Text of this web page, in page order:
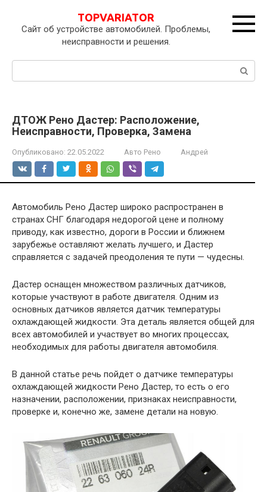
контенту
TOPVARIATOR
Сайт об устройстве автомобилей. Проблемы,
неисправности и решения.
Поиск:
ДТОЖ Рено Дастер: Расположение,
Неисправности, Проверка, Замена
Опубликовано: 22.05.2022 Авто Рено Андрей
Автомобиль Рено Дастер широко распространен в
странах СНГ благодаря недорогой цене и полному
приводу, как известно, дороги в России и ближнем
зарубежье оставляют желать лучшего, и Дастер
справляется с задачей преодоления те пути — чудесны.
Дастер оснащен множеством различных датчиков,
которые участвуют в работе двигателя. Одним из
основных датчиков является датчик температуры
охлаждающей жидкости. Эта деталь является общей для
всех автомобилей и участвует во многих процессах,
необходимых для работы двигателя автомобиля.
В данной статье речь пойдет о датчике температуры
охлаждающей жидкости Рено Дастер, то есть о его
назначении, расположении, признаках неисправности,
проверке и, конечно же, замене детали на новую.